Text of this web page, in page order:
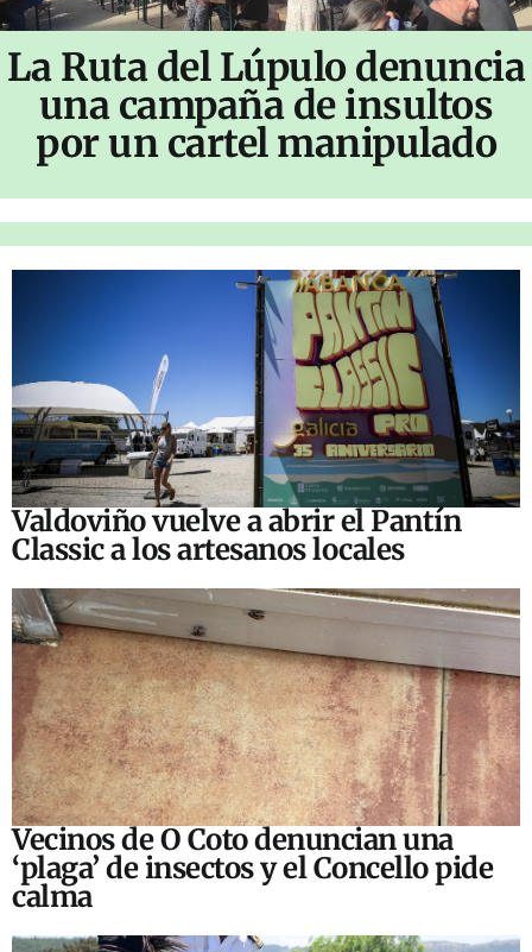
La Ruta del Lúpulo denuncia
una campaña de insultos
por un cartel manipulado
Valdoviño vuelve a abrir el Pantín
Classic a los artesanos locales
Vecinos de O Coto denuncian una
‘plaga’ de insectos y el Concello pide
calma